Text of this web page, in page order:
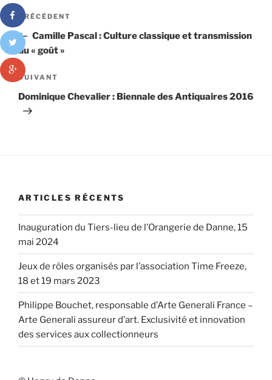
Navigation
de
l’article
Article
précédent
PRÉCÉDENT
Camille Pascal : Culture classique et transmission
du « goût »
Article
suivant
SUIVANT
Dominique Chevalier : Biennale des Antiquaires 2016
ARTICLES RÉCENTS
Inauguration du Tiers-lieu de l’Orangerie de Danne, 15
mai 2024
Jeux de rôles organisés par l’association Time Freeze,
18 et 19 mars 2023
Philippe Bouchet, responsable d’Arte Generali France –
Arte Generali assureur d’art. Exclusivité et innovation
des services aux collectionneurs